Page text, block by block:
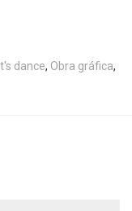
dance, Obra gráfica,